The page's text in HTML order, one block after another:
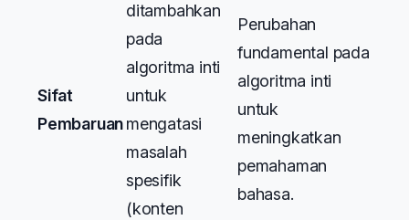
Sifat
Pembaruan
ditambahkan
pada
algoritma inti
untuk
mengatasi
masalah
spesifik
(konten
Perubahan
fundamental pada
algoritma inti
untuk
meningkatkan
pemahaman
bahasa.